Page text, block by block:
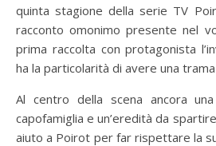
quinta stagione della serie TV
racconto omonimo presente nel
prima raccolta con protagonista
ha la particolarità di avere una
Al centro della scena ancora
capofamiglia e un’eredità da
aiuto a Poirot per far rispettare la